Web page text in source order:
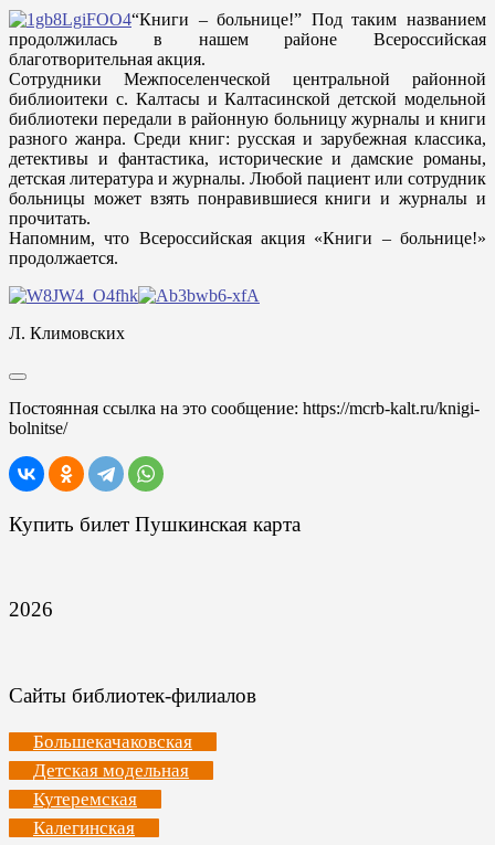
“Книги – больнице!” Под таким названием
продолжилась в нашем районе Всероссийская
благотворительная акция.
Сотрудники Межпоселенческой центральной районной
библиоитеки с. Калтасы и Калтасинской детской модельной
библиотеки передали в районную больницу журналы и книги
разного жанра. Среди книг: русская и зарубежная классика,
детективы и фантастика, исторические и дамские романы,
детская литература и журналы. Любой пациент или сотрудник
больницы может взять понравившиеся книги и журналы и
прочитать.
Напомним, что Всероссийская акция «Книги – больнице!»
продолжается.
Л. Климовских
Постоянная ссылка на это сообщение: https://mcrb-kalt.ru/knigi-
bolnitse/
Купить билет Пушкинская карта
2026
Сайты библиотек-филиалов
Большекачаковская
Детская модельная
Кутеремская
Калегинская